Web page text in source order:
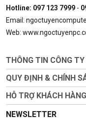
Hotline: 097 123 7999 -
Email:
Web:
THÔNG TIN CÔNG TY
QUY ĐỊNH & CHÍNH
HỖ TRỢ KHÁCH HÀNG
NEWSLETTER